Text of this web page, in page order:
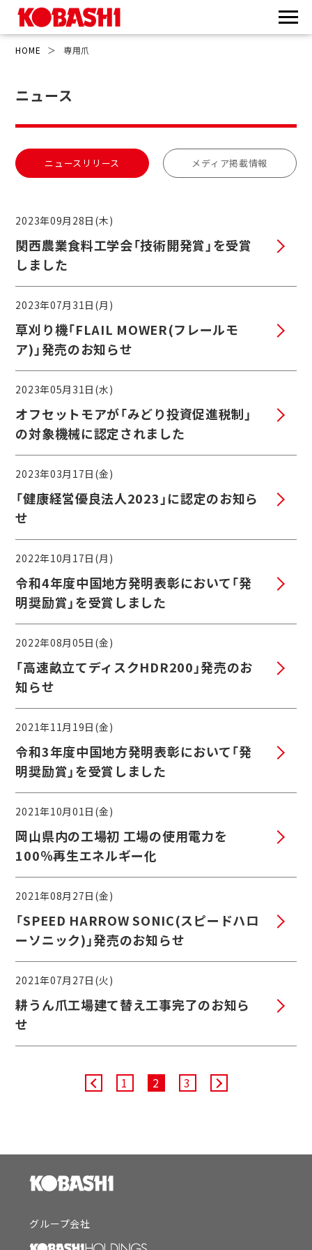
HOME ＞ 専用爪
ニュース
ニュースリリース メディア掲載情報
2023年09月28日(木)
関西農業食料工学会「技術開発賞」を受賞
しました
2023年07月31日(月)
草刈り機「FLAIL MOWER(フレールモ
ア)」発売のお知らせ
2023年05月31日(水)
オフセットモアが「みどり投資促進税制」
の対象機械に認定されました
2023年03月17日(金)
「健康経営優良法人2023」に認定のお知ら
せ
2022年10月17日(月)
令和4年度中国地方発明表彰において「発
明奨励賞」を受賞しました
2022年08月05日(金)
「高速畝立てディスクHDR200」発売のお
知らせ
2021年11月19日(金)
令和3年度中国地方発明表彰において「発
明奨励賞」を受賞しました
2021年10月01日(金)
岡山県内の工場初 工場の使用電力を
100％再生エネルギー化
2021年08月27日(金)
「SPEED HARROW SONIC(スピードハロ
ーソニック)」発売のお知らせ
2021年07月27日(火)
耕うん爪工場建て替え工事完了のお知ら
せ
1 2 3
グループ会社